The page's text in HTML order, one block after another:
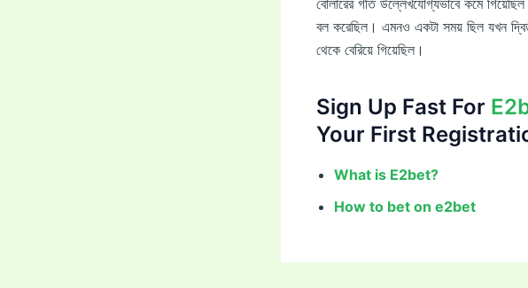
বল করেছিল। এমনও একটা সময় ছিল যখন
থেকে বেরিয়ে গিয়েছিল।
Sign Up Fast For
Your First
What is E2bet?
How to bet on e2bet